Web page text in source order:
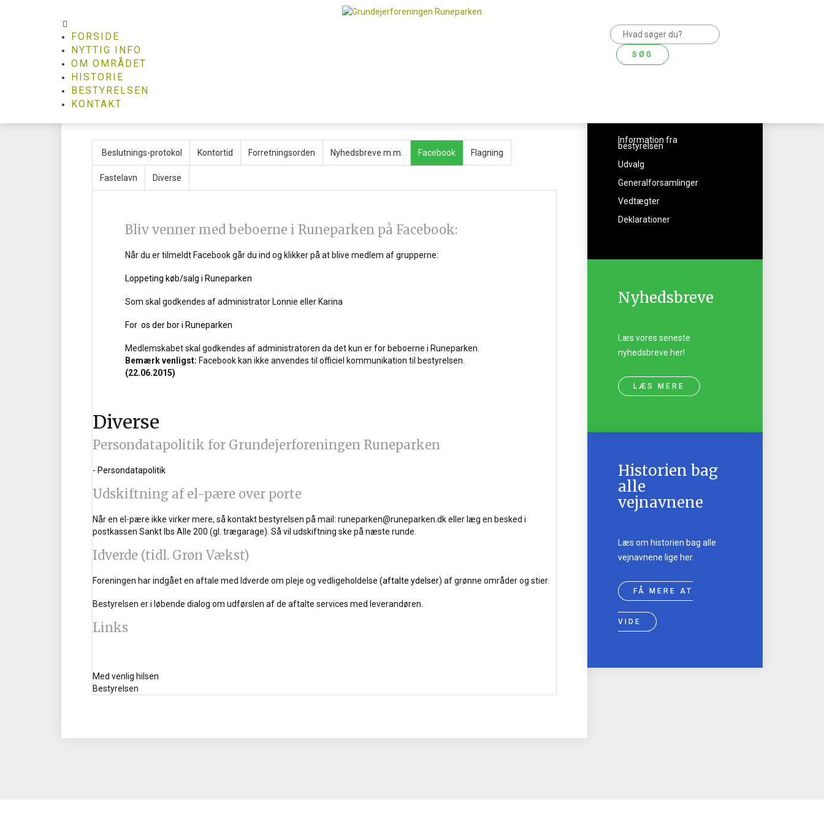
SØG
FORSIDE
NYTTIG INFO
OM OMRÅDET
HISTORIE
BESTYRELSEN
KONTAKT
Referater fra bestyrelsesmøder
Beslutnings-protokol Kontortid Forretningsorden Nyhedsbreve m.m. Facebook Flagning
Fastelavn Diverse
Bliv venner med beboerne i Runeparken på Facebook:
Når du er tilmeldt Facebook går du ind og klikker på at blive medlem af grupperne:
Loppeting køb/salg i Runeparken
Som skal godkendes af administrator Lonnie eller Karina
For os der bor i Runeparken
Medlemskabet skal godkendes af administratoren da det kun er for beboerne i Runeparken.
Bemærk venligst: Facebook kan ikke anvendes til officiel kommunikation til bestyrelsen.
(22.06.2015)
Diverse
Persondatapolitik for Grundejerforeningen Runeparken
- Persondatapolitik
Udskiftning af el-pære over porte
Når en el-pære ikke virker mere, så kontakt bestyrelsen på mail: runeparken@runeparken.dk eller læg en besked i
postkassen Sankt Ibs Alle 200 (gl. trægarage). Så vil udskiftning ske på næste runde.
Idverde (tidl. Grøn Vækst)
Foreningen har indgået en aftale med Idverde om pleje og vedligeholdelse (aftalte ydelser) af grønne områder og stier.
Bestyrelsen er i løbende dialog om udførslen af de aftalte services med leverandøren.
Links
Med venlig hilsen
Bestyrelsen
Information fra
bestyrelsen
Udvalg
Generalforsamlinger
Vedtægter
Deklarationer
Nyhedsbreve
Læs vores seneste
nyhedsbreve her!
LÆS MERE
Historien bag
alle
vejnavnene
Læs om historien bag alle
vejnavnene lige her.
FÅ MERE AT
VIDE